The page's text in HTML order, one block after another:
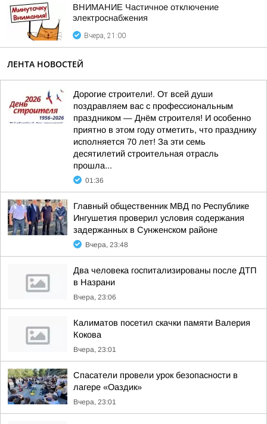
ВНИМАНИЕ Частичное отключение
электроснабжения
Вчера, 21:00
ЛЕНТА НОВОСТЕЙ
Дорогие строители!. От всей души
поздравляем вас с профессиональным
праздником — Днём строителя! И особенно
приятно в этом году отметить, что празднику
исполняется 70 лет! За эти семь
десятилетий строительная отрасль
прошла...
01:36
Главный общественник МВД по Республике
Ингушетия проверил условия содержания
задержанных в Сунженском районе
Вчера, 23:48
Два человека госпитализированы после ДТП
в Назрани
Вчера, 23:06
Калиматов посетил скачки памяти Валерия
Кокова
Вчера, 23:01
Спасатели провели урок безопасности в
лагере «Оаздик»
Вчера, 23:01